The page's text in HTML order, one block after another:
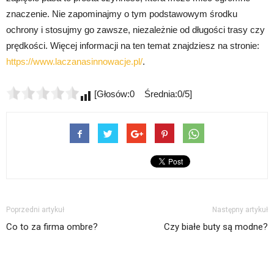
znaczenie. Nie zapominajmy o tym podstawowym środku
ochrony i stosujmy go zawsze, niezależnie od długości trasy czy
prędkości. Więcej informacji na ten temat znajdziesz na stronie:
https://www.laczanasinnowacje.pl/.
[Głosów:0 Średnia:0/5]
Poprzedni artykuł
Co to za firma ombre?
Następny artykuł
Czy białe buty są modne?